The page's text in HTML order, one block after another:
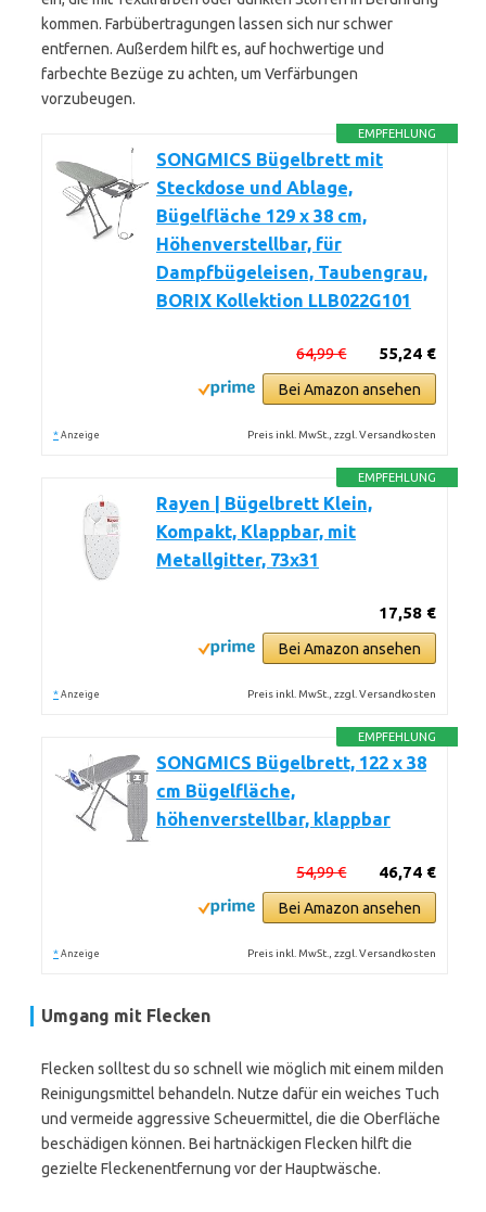
kommen. Farbübertragungen lassen sich nur schwer
entfernen. Außerdem hilft es, auf hochwertige und
farbechte Bezüge zu achten, um Verfärbungen
vorzubeugen.
EMPFEHLUNG
SONGMICS Bügelbrett mit
Steckdose und Ablage,
Bügelfläche 129 x 38 cm,
Höhenverstellbar, für
Dampfbügeleisen, Taubengrau,
BORIX Kollektion LLB022G101
55,24 €
64,99 €
Bei Amazon ansehen
* Anzeige Preis inkl. MwSt., zzgl. Versandkosten
EMPFEHLUNG
Rayen | Bügelbrett Klein,
Kompakt, Klappbar, mit
Metallgitter, 73x31
17,58 €
Bei Amazon ansehen
* Anzeige Preis inkl. MwSt., zzgl. Versandkosten
EMPFEHLUNG
SONGMICS Bügelbrett, 122 x 38
cm Bügelfläche,
höhenverstellbar, klappbar
46,74 €
54,99 €
Bei Amazon ansehen
* Anzeige Preis inkl. MwSt., zzgl. Versandkosten
Umgang mit Flecken
Flecken solltest du so schnell wie möglich mit einem milden
Reinigungsmittel behandeln. Nutze dafür ein weiches Tuch
und vermeide aggressive Scheuermittel, die die Oberfläche
beschädigen können. Bei hartnäckigen Flecken hilft die
gezielte Fleckenentfernung vor der Hauptwäsche.